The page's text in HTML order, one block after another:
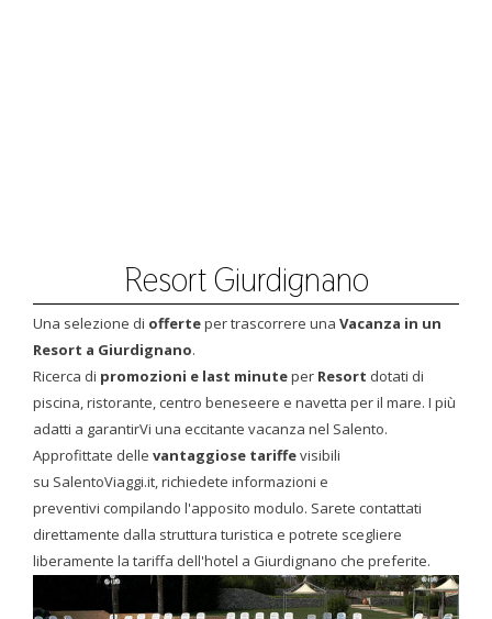
Resort Giurdignano
Una selezione di offerteper trascorrere una Vacanza in un
Resort a Giurdignano.
Ricerca di promozioni e last minuteper Resort dotati di
piscina, ristorante, centro beneseere e navetta per il mare. I più
adatti a garantirVi una eccitante vacanza nel Salento.
Approfittate delle vantaggiose tariffevisibili
su SalentoViaggi.it, richiedete informazioni e
preventivi compilando l'apposito modulo. Sarete contattati
direttamente dalla struttura turistica e potrete scegliere
liberamente la tariffa dell'hotel a Giurdignano che preferite.